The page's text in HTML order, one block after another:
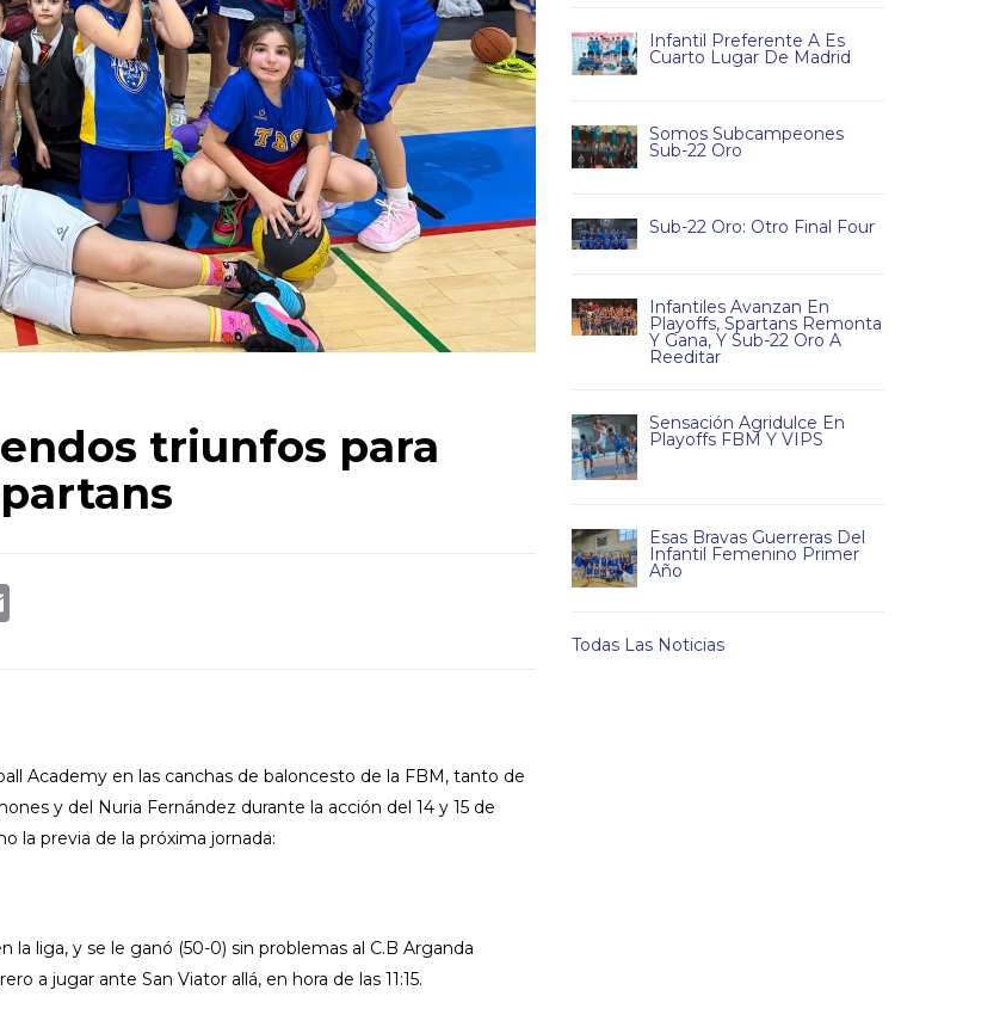
triunfos para
Academy en las canchas de baloncesto de la FBM, tanto de
y del Nuria Fernández durante la acción del 14 y 15 de
la previa de la próxima jornada:
liga, y se le ganó (50-0) sin problemas al C.B Arganda
a jugar ante San Viator allá, en hora de las 11:15.
Infantil Preferente A Es
Cuarto Lugar De Madrid
Somos Subcampeones
Sub-22 Oro
Sub-22 Oro: Otro Final Four
Infantiles Avanzan En
Playoffs, Spartans Remonta
Y Gana, Y Sub-22 Oro A
Reeditar
Sensación Agridulce En
Playoffs FBM Y VIPS
Esas Bravas Guerreras Del
Infantil Femenino Primer
Año
Todas Las Noticias